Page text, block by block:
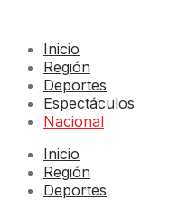
Inicio
Región
Deportes
Espectáculos
Nacional
Inicio
Región
Deportes